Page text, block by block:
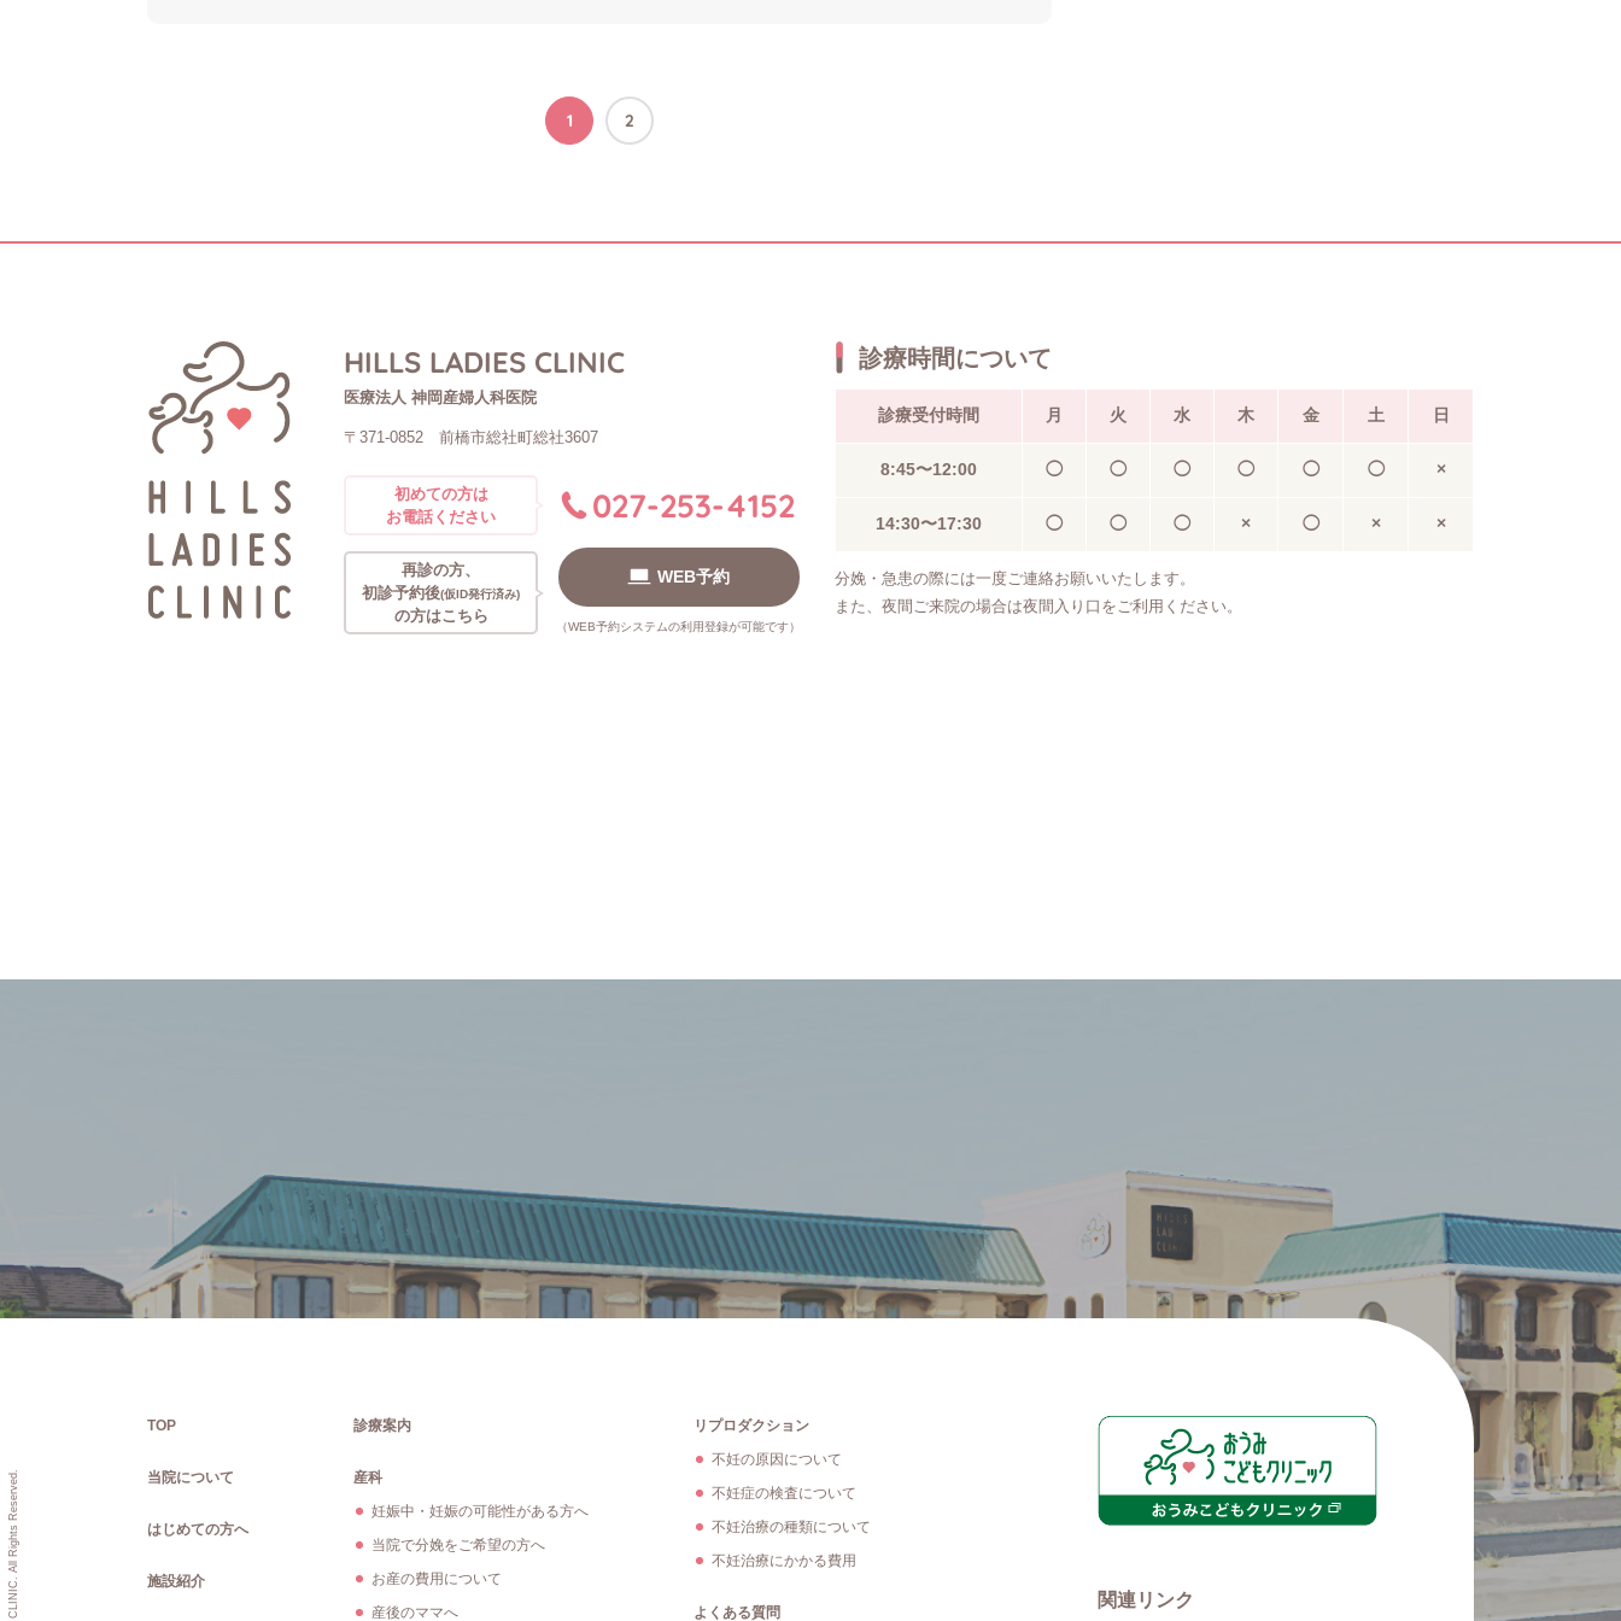
1 2
HILLS LADIES CLINIC
医療法人 神岡産婦人科医院
〒371-0852 前橋市総社町総社3607
初めての方は
お電話ください
027-253-4152
再診の方、
初診予約後(仮ID発行済み)
の方はこちら
WEB予約
（WEB予約システムの利用登録が可能です）
診療時間について
診療受付時間 月 火 水 木 金 土 日
8:45〜12:00 ◯ ◯ ◯ ◯ ◯ ◯ ×
14:30〜17:30 ◯ ◯ ◯ × ◯ × ×
分娩・急患の際には一度ご連絡お願いいたします。
また、夜間ご来院の場合は夜間入り口をご利用ください。
TOP
当院について
はじめての方へ
施設紹介
診療案内
産科
妊娠中・妊娠の可能性がある方へ
当院で分娩をご希望の方へ
お産の費用について
産後のママへ
リプロダクション
不妊の原因について
不妊症の検査について
不妊治療の種類について
不妊治療にかかる費用
よくある質問
関連リンク